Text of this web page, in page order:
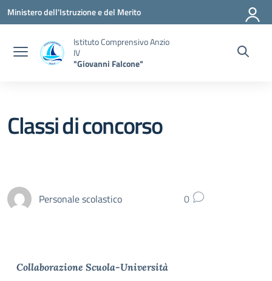
Vai ai contenuti
Vai al menu di navigazione
Vai al footer
Ministero dell'Istruzione e del Merito
Istituto Comprensivo Anzio
IV
"Giovanni Falcone"
Classi di concorso
Personale scolastico 0
Collaborazione Scuola-Università